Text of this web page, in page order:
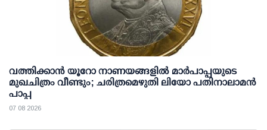
വത്തിക്കാൻ യൂറോ നാണയങ്ങളിൽ മാർപാപ്പയുടെ
മുഖചിത്രം വീണ്ടും; ചരിത്രമെഴുതി ലിയോ പതിനാലാമൻ
പാപ്പ
07 08 2026